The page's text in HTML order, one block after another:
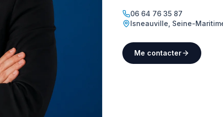
06 64 76 35 87
Isneauville Seine-
Me contacter